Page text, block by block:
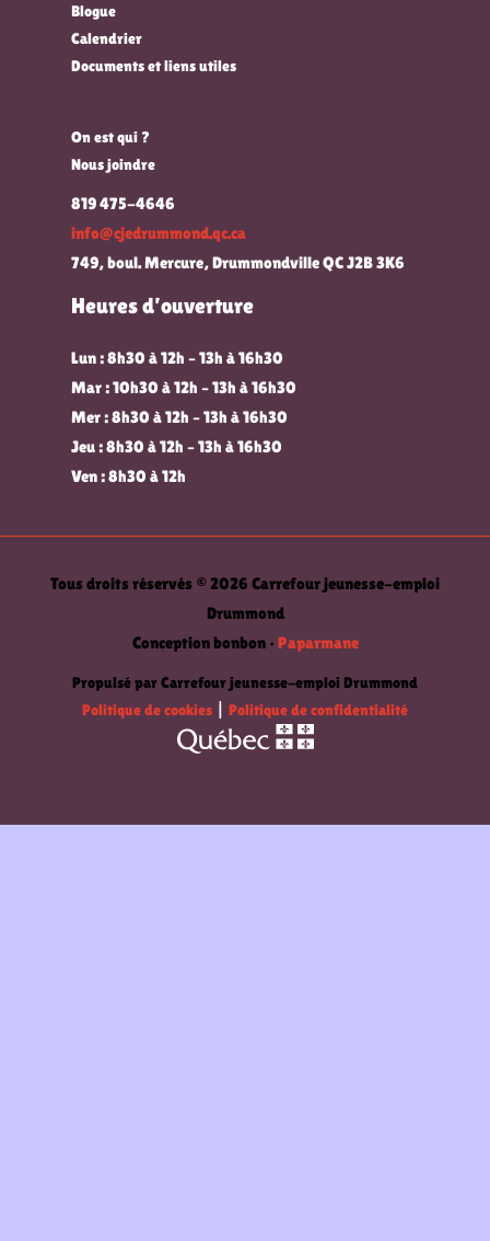
Blogue
Calendrier
Documents et liens utiles
On est qui ?
Nous joindre
819 475-4646
info@cjedrummond.qc.ca
749, boul. Mercure, Drummondville QC J2B 3K6
Heures d’ouverture
Lun : 8h30 à 12h – 13h à 16h30
Mar : 10h30 à 12h – 13h à 16h30
Mer : 8h30 à 12h – 13h à 16h30
Jeu : 8h30 à 12h – 13h à 16h30
Ven : 8h30 à 12h
Tous droits réservés © 2026 Carrefour jeunesse-emploi
Drummond
Conception bonbon • Paparmane
Propulsé par Carrefour jeunesse-emploi Drummond
Politique de cookies
Politique de confidentialité